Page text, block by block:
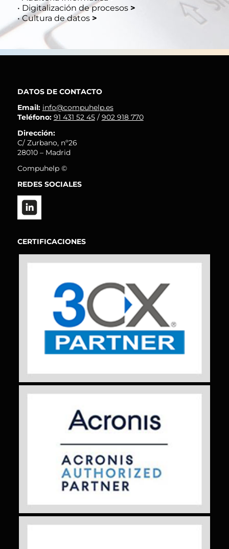
• Digitalización de procesos >
•Cultura de datos >
DATOS DE CONTACTO
Email: info@compuhelp.es
Teléfono: 91 431 52 45/ 902 918 770
Dirección:
C/ Zurbano, nº26
28010 – Madrid
Compuhelp ©
REDES SOCIALES
CERTIFICACIONES